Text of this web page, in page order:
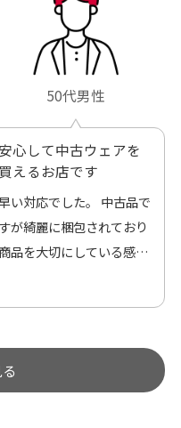
50代男性
安心して中古ウェアを
買えるお店です
い対応でした。 中古品で
すが綺麗に梱包されており
商品を大切にしている感が
ぐらい目立つことなく綺
な商品でお安く購入でき